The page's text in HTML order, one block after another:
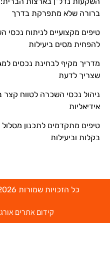
ברורה שלא מתפרקת בדרך
טיפים מקצועיים לניתוח נכסי
להפחית מסים ביעילות
מדריך מקיף לבחינת נכסים
שצריך לדעת
ניהול נכסי השכרה לטווח קצר
אידיאליות
טיפים מתקדמים לתכנון מסלול
בקלות וביעילות
כל הזכויות שמורות 2026 © המרכז לנדל"ן בבטומי
קידום אתרים